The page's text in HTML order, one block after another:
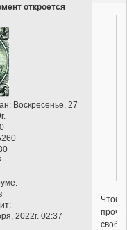
откроется
: Воскресенье, 27
0
2022г. 02:37
Чтобы